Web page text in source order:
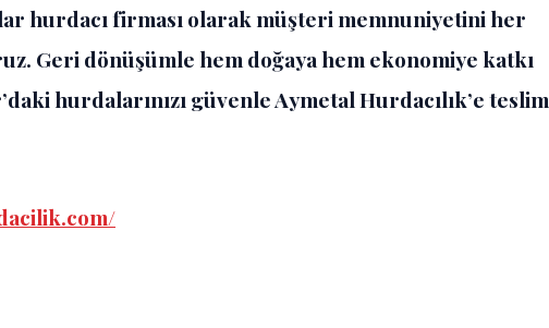
hurdacı firması olarak müşteri memnuniyetini her
Geri dönüşümle hem doğaya hem ekonomiye katkı
hurdalarınızı güvenle Aymetal Hurdacılık’e teslim